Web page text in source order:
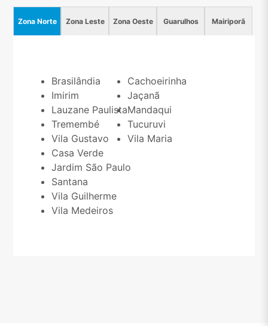
Zona Norte Zona Leste Zona Oeste Guarulhos Mairiporã
Brasilândia
Imirim
Lauzane Paulista
Tremembé
Vila Gustavo
Cachoeirinha
Jaçanã
Mandaqui
Tucuruvi
Vila Maria
Casa Verde
Jardim São Paulo
Santana
Vila Guilherme
Vila Medeiros